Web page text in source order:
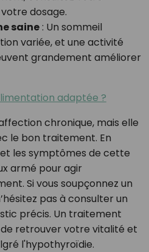
dosage.
saine: Un sommeil
variée, et une activité
grandement améliorer
adaptée ?
chronique, mais elle
le bon traitement. En
les symptômes de cette
armé pour agir
Si vous soupçonnez un
pas à consulter un
précis. Un traitement
retrouver votre vitalité et
l'hypothyroïdie.